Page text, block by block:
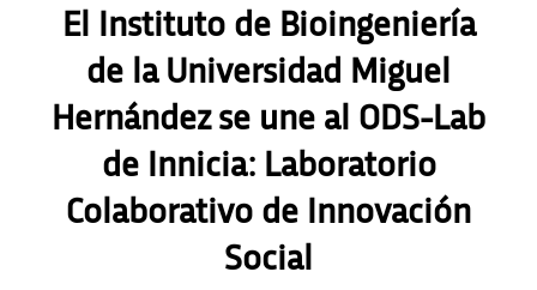
El Instituto de Bioingeniería
de la Universidad Miguel
Hernández se une al ODS-Lab
de Innicia: Laboratorio
Colaborativo de Innovación
Social